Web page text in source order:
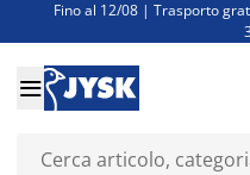
Fino al 12/08 | Trasporto
Super offerte d'estate |
Finanziamenti - Scegli il
